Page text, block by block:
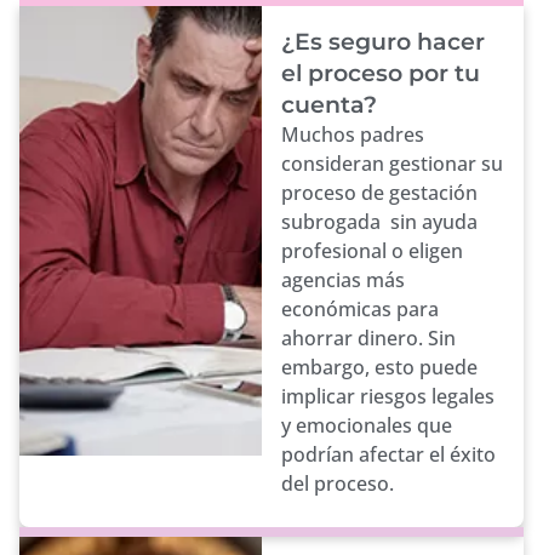
¿Es seguro hacer
el proceso por tu
cuenta?
Muchos padres
consideran gestionar su
proceso de gestación
subrogada sin ayuda
profesional o eligen
agencias más
económicas para
ahorrar dinero. Sin
embargo, esto puede
implicar riesgos legales
y emocionales que
podrían afectar el éxito
del proceso.